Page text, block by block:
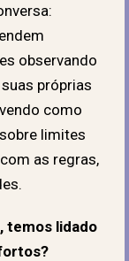
observando
próprias
como
limites
as regras,
temos lidado